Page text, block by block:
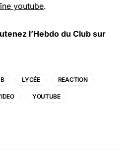
youtube.
l’Hebdo du Club sur
LYCÉE REACTION
YOUTUBE